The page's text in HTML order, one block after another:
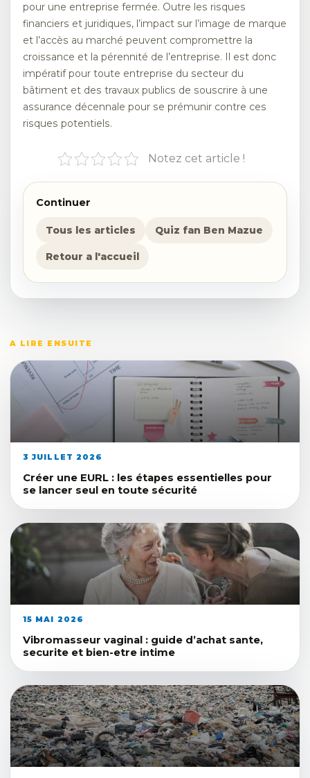
pour une entreprise fermée. Outre les risques
financiers et juridiques, l’impact sur l’image de marque
et l’accès au marché peuvent compromettre la
croissance et la pérennité de l’entreprise. Il est donc
impératif pour toute entreprise du secteur du
bâtiment et des travaux publics de souscrire à une
assurance décennale pour se prémunir contre ces
risques potentiels.
Notez cet article !
Continuer
Tous les articles Quiz fan Ben Mazue
Retour a l'accueil
A LIRE ENSUITE
3 JUILLET 2026
Créer une EURL : les étapes essentielles pour
se lancer seul en toute sécurité
15 MAI 2026
Vibromasseur vaginal : guide d’achat sante,
securite et bien-etre intime